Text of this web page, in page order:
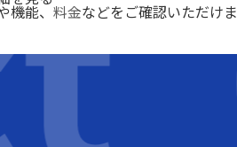
機能、料金などをご確認いただけま